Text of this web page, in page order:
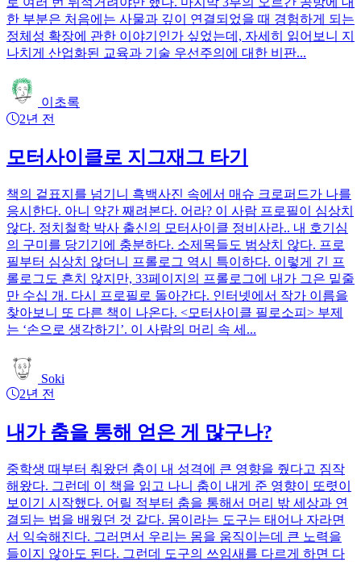
한 부분은 처음에는 사물과 깊이 연결되었을 때 경험하게 되는
정체성 확장에 관한 이야기인가 싶었는데, 자세히 읽어보니 지
나치게 산업화된 교육과 기술 우선주의에 대한 비판...
이초록
2년 전
모터사이클로 지그재그 타기
책의 겉표지를 넘기니 흑백사진 속에서 매슈 크로퍼드가 나를
응시한다. 아니 약간 째려본다. 어라? 이 사람 프로필이 심상치
않다. 정치철학 박사 출신의 모터사이클 정비사라.. 내 호기심
의 구미를 당기기에 충분하다. 소제목들도 범상치 않다. 프로
필부터 심상치 않더니 프롤로그 역시 특이하다. 이렇게 긴 프
롤로그도 흔치 않지만, 33페이지의 프롤로그에 내가 그은 밑줄
만 수십 개. 다시 프로필로 돌아간다. 인터넷에서 작가 이름을
찾아보니 또 다른 책이 나온다. <모터사이클 필로소피> 부제
는 ‘손으로 생각하기’. 이 사람의 머리 속 세...
Soki
2년 전
내가 춤을 통해 얻은 게 많구나?
중학생 때부터 춰왔던 춤이 내 성격에 큰 영향을 줬다고 짐작
해왔다. 그런데 이 책을 읽고 나니 춤이 내게 준 영향이 또렷이
보이기 시작했다. 어릴 적부터 춤을 통해서 머리 밖 세상과 연
결되는 법을 배웠던 것 같다. 몸이라는 도구는 태어나 자라면
서 익숙해진다. 그러면서 우리는 몸을 움직이는데 큰 노력을
들이지 않아도 된다. 그런데 도구의 쓰임새를 다르게 하면 다